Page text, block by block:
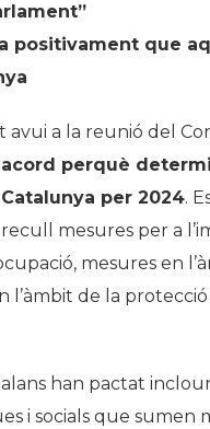
positivament que
a la reunió del
acord perquè
per 2024.
mesures per a
mesures en
l’àmbit de la
han pactat
i socials que sumen